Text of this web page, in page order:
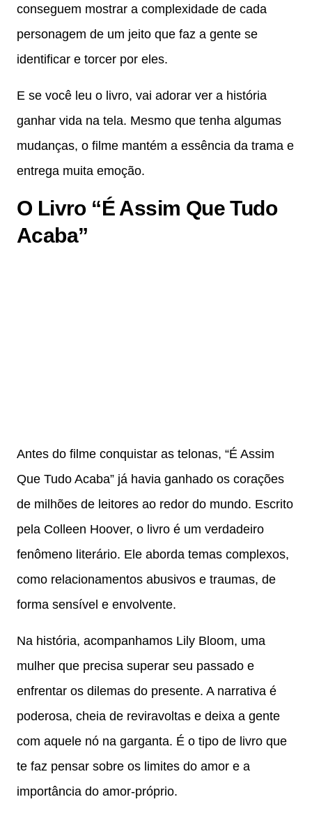
conseguem mostrar a complexidade de cada
personagem de um jeito que faz a gente se
identificar e torcer por eles.
E se você leu o livro, vai adorar ver a história
ganhar vida na tela. Mesmo que tenha algumas
mudanças, o filme mantém a essência da trama e
entrega muita emoção.
O Livro “É Assim Que Tudo
Acaba”
Antes do filme conquistar as telonas, “É Assim
Que Tudo Acaba” já havia ganhado os corações
de milhões de leitores ao redor do mundo. Escrito
pela Colleen Hoover, o livro é um verdadeiro
fenômeno literário. Ele aborda temas complexos,
como relacionamentos abusivos e traumas, de
forma sensível e envolvente.
Na história, acompanhamos Lily Bloom, uma
mulher que precisa superar seu passado e
enfrentar os dilemas do presente. A narrativa é
poderosa, cheia de reviravoltas e deixa a gente
com aquele nó na garganta. É o tipo de livro que
te faz pensar sobre os limites do amor e a
importância do amor-próprio.